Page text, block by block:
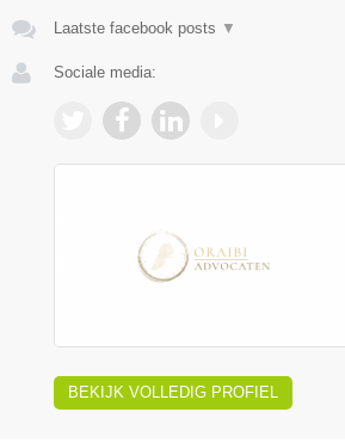
Laatste facebook posts ▼
Sociale media:
BEKIJK VOLLEDIG PROFIEL